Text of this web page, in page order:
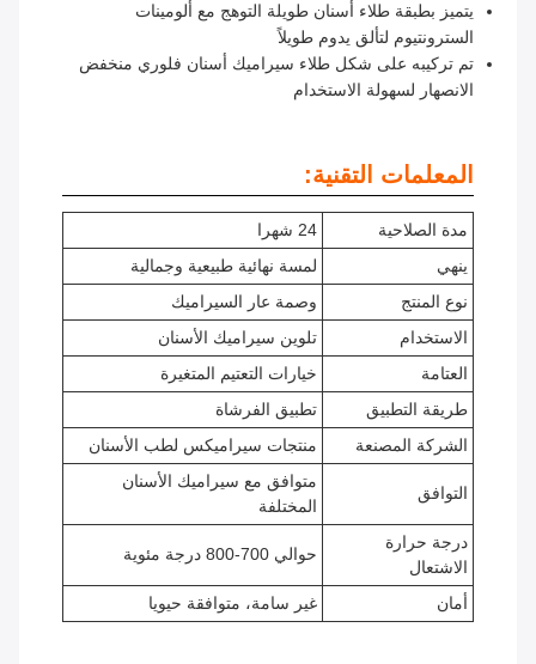
يتميز بطبقة طلاء أسنان طويلة التوهج مع ألومينات
السترونتيوم لتألق يدوم طويلاً
تم تركيبه على شكل طلاء سيراميك أسنان فلوري منخفض
الانصهار لسهولة الاستخدام
المعلمات التقنية:
مدة الصلاحية
24 شهرا
ينهي
لمسة نهائية طبيعية وجمالية
نوع المنتج
وصمة عار السيراميك
الاستخدام
تلوين سيراميك الأسنان
العتامة
خيارات التعتيم المتغيرة
طريقة التطبيق
تطبيق الفرشاة
الشركة المصنعة
منتجات سيراميكس لطب الأسنان
التوافق
متوافق مع سيراميك الأسنان
المختلفة
درجة حرارة
الاشتعال
حوالي 700-800 درجة مئوية
أمان غير سامة، متوافقة حيويا